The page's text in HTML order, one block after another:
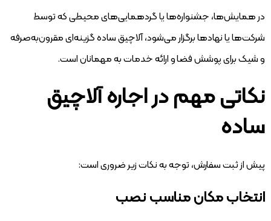
در همایش‌ها، جشنواره‌ها یا گردهمایی‌های محیطی که توسط
شرکت‌ها یا نهادها برگزار می‌شود، آلاچیق ساده گزینه‌ای مقرون‌به‌صرفه
و شیک برای پوشش فضا و ارائه خدمات به مهمانان است.
نکاتی مهم در اجاره آلاچیق
ساده
پیش از ثبت سفارش، توجه به نکات زیر ضروری است:
انتخاب مکان مناسب نصب